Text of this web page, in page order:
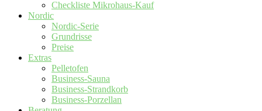
Checkliste Mikrohaus-Kauf
Nordic
Nordic-Serie
Grundrisse
Preise
Extras
Pelletofen
Business-Sauna
Business-Strandkorb
Business-Porzellan